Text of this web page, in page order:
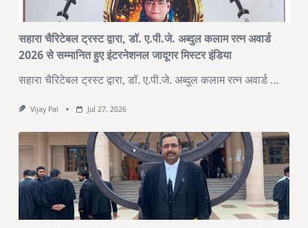
सहारा चैरिटेबल ट्रस्ट द्वारा, डॉ. ए.पी.जे. अब्दुल कलाम रत्न अवार्ड
2026 से सम्मानित हुए इंटरनेशनल जादूगर मिस्टर इंडिया
सहारा चैरिटेबल ट्रस्ट द्वारा, डॉ. ए.पी.जे. अब्दुल कलाम रत्न अवार्ड ...
Vijay Pal Jul 27, 2026